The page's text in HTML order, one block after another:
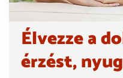
Élvezze a
érzést,